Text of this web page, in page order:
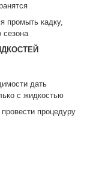
промыть кадку,
сезона
дать
с жидкостью
процедуру